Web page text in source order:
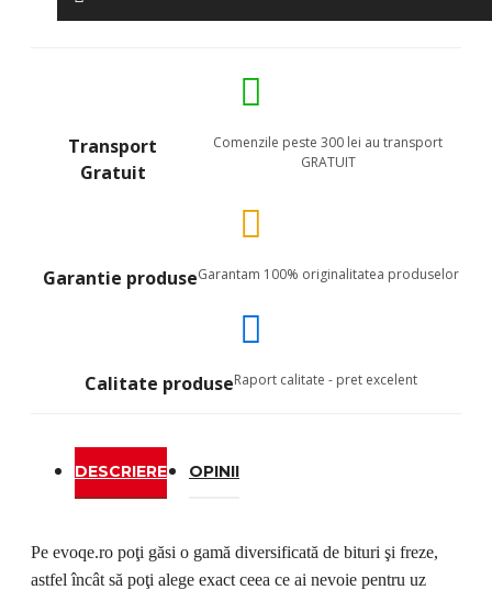
Transport
Gratuit
Comenzile peste 300 lei au transport
GRATUIT
Garantie produseGarantam 100% originalitatea produselor
Calitate produseRaport calitate - pret excelent
DESCRIERE OPINII
Pe evoqe.ro poţi găsi o gamă diversificată de bituri şi freze,
astfelîncât să poţi alege exact ceea ce ai nevoie pentru uz